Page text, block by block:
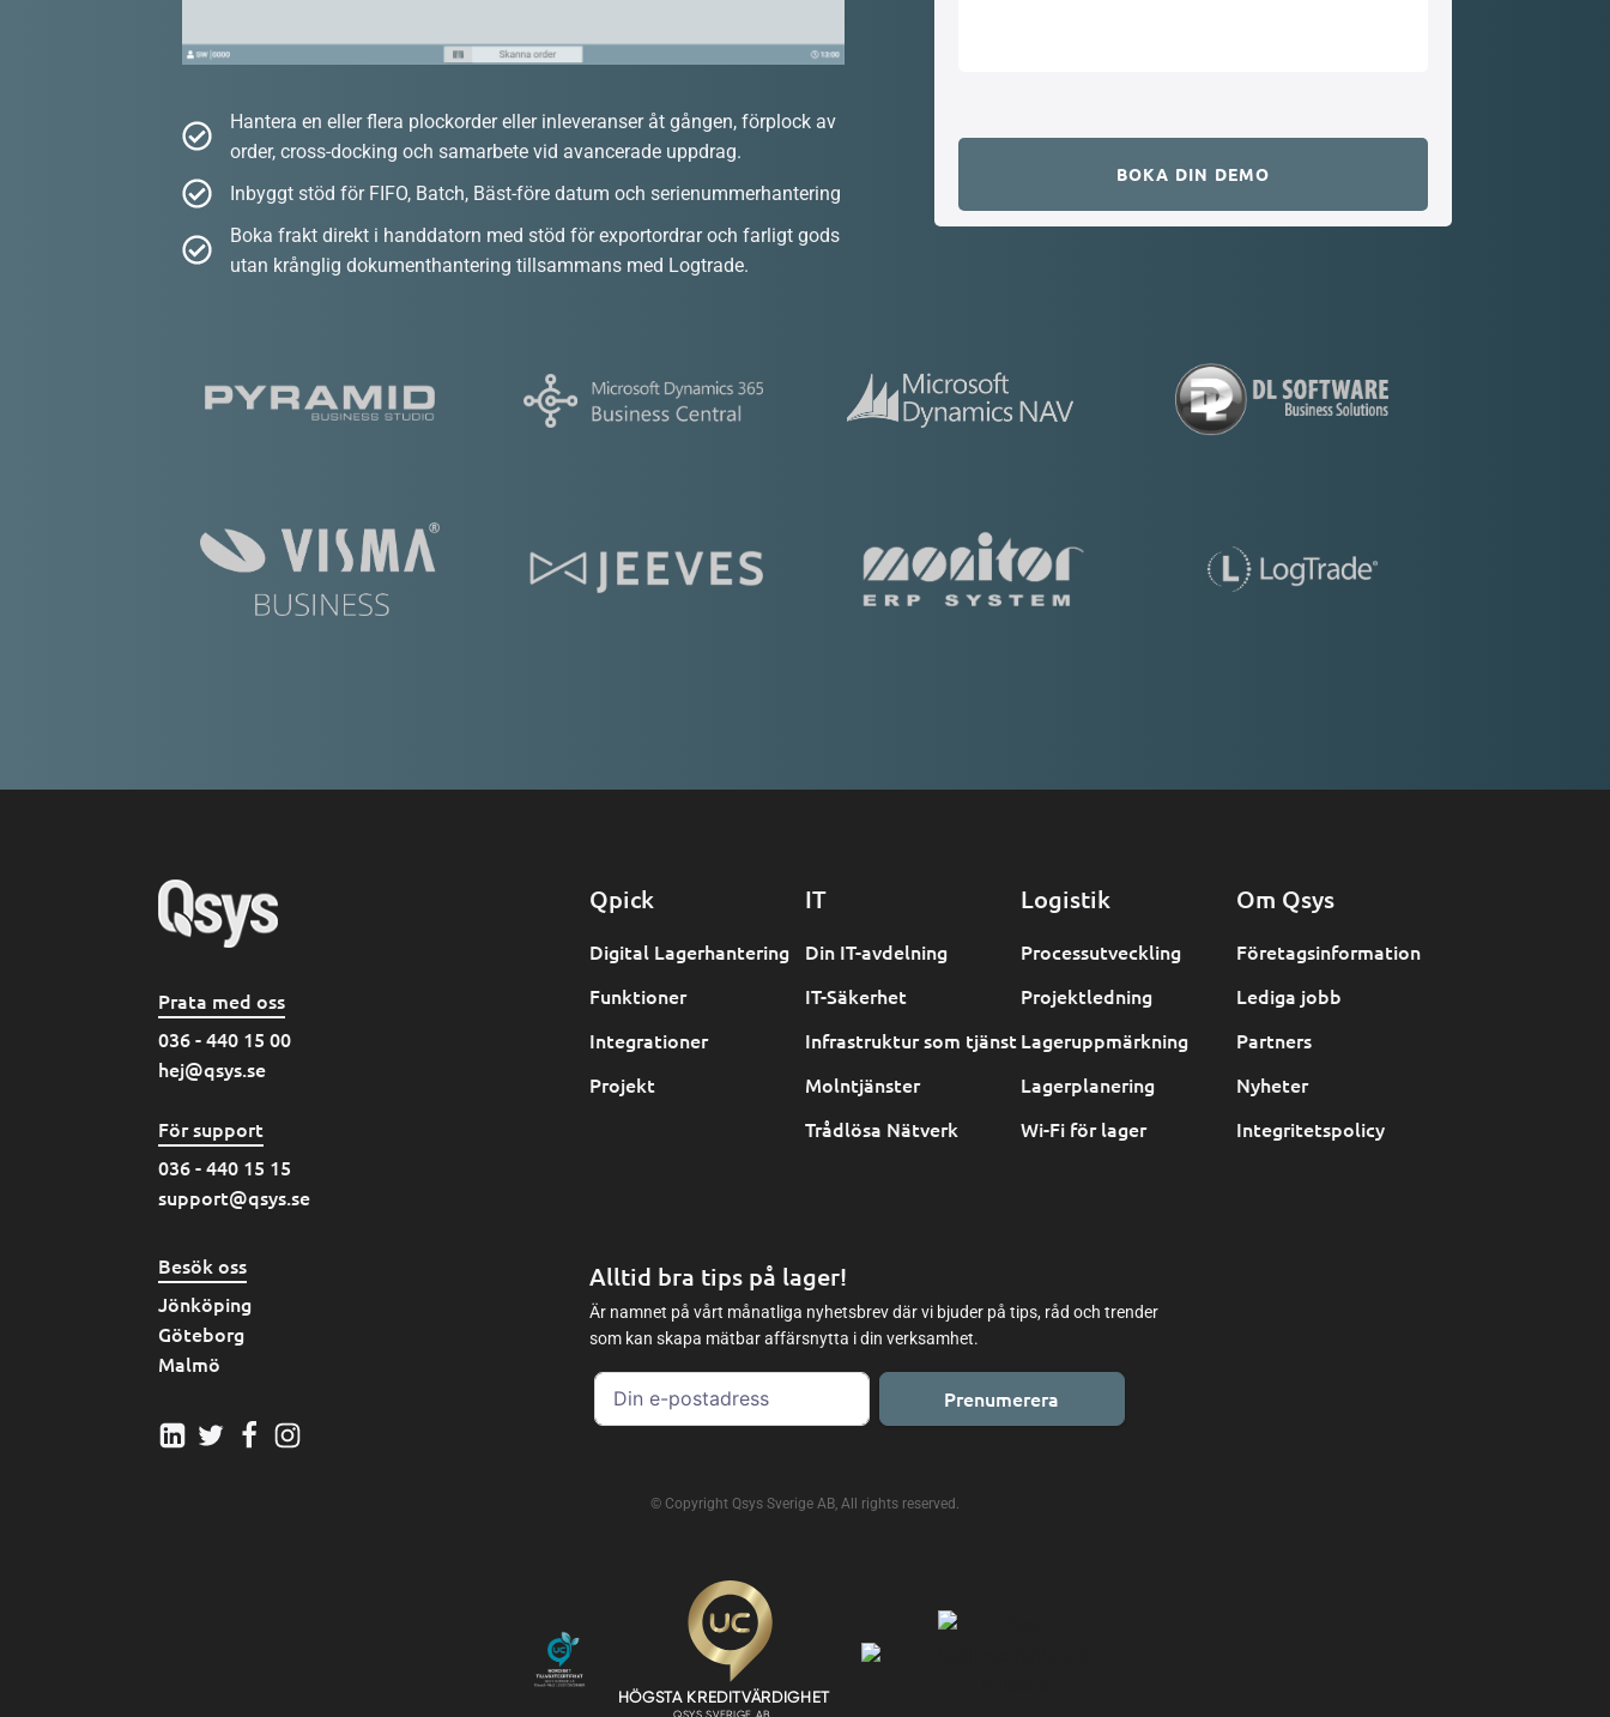
Hantera en eller flera plockorder eller inleveranser åt gången, förplock av
order, cross-docking och samarbete vid avancerade uppdrag.
Inbyggt stöd för FIFO, Batch, Bäst-före datum och serienummerhantering
Boka frakt direkt i handdatorn med stöd för exportordrar och farligt gods
utan krånglig dokumenthantering tillsammans med Logtrade.
BOKA DIN DEMO
Prata med oss
036 - 440 15 00
hej@qsys.se
För support
036 - 440 15 15
support@qsys.se
Qpick
Digital Lagerhantering
Funktioner
Integrationer
Projekt
IT
Din IT-avdelning
IT-Säkerhet
Infrastruktur som tjänst
Molntjänster
Trådlösa Nätverk
Logistik
Processutveckling
Projektledning
Lageruppmärkning
Lagerplanering
Wi-Fi för lager
Om Qsys
Företagsinformation
Lediga jobb
Partners
Nyheter
Integritetspolicy
Besök oss
Jönköping
Göteborg
Malmö
Alltid bra tips på lager!
Är namnet på vårt månatliga nyhetsbrev där vi bjuder på tips, råd och trender
som kan skapa mätbar affärsnytta i din verksamhet.
Prenumerera
© Copyright Qsys Sverige AB, All rights reserved.